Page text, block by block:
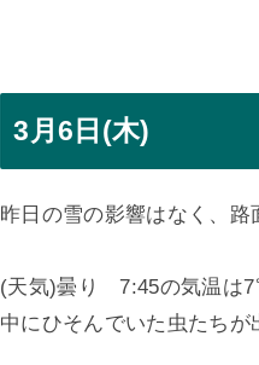
3月6日(木)
昨日の雪の影響はなく、路
(天気)曇り 7:45の気温は
中にひそんでいた虫たちが